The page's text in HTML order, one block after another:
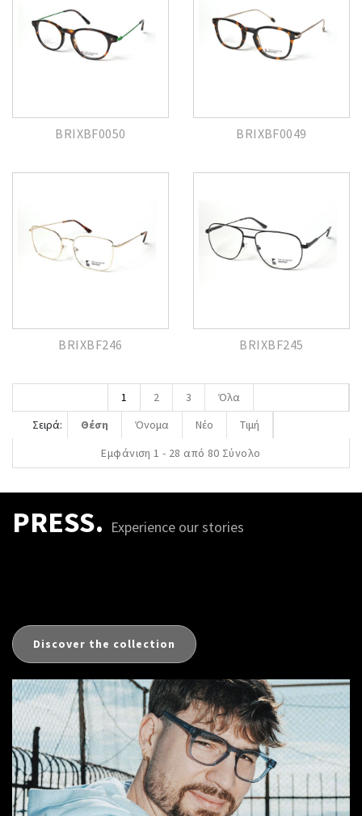
BRIXBF0050 BRIXBF0049
BRIXBF246 BRIXBF245
1 2 3
Όλα
Σειρά:
Θέση Όνομα Νέο
Τιμή
Εμφάνιση 1 - 28 από 80 Σύνολο
PRESS. Experience our stories
Discover the collection